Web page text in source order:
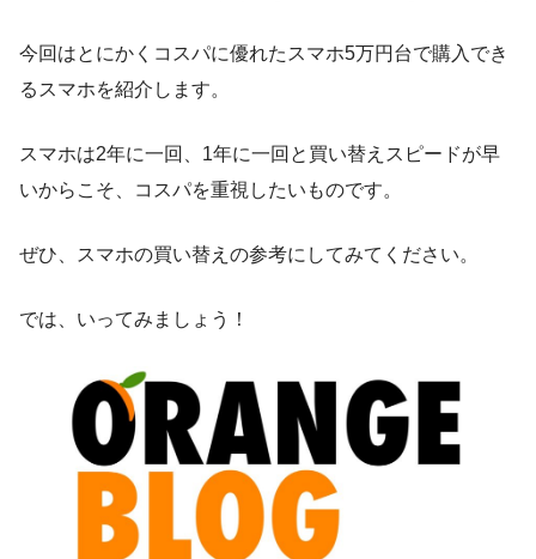
今回はとにかくコスパに優れたスマホ5万円台で購入でき
るスマホを紹介します。
スマホは2年に一回、1年に一回と買い替えスピードが早
いからこそ、コスパを重視したいものです。
ぜひ、スマホの買い替えの参考にしてみてください。
では、いってみましょう！